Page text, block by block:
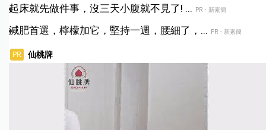
起床就先做件事，沒三天小腹就不見了! ... PR・新素簡
減肥首選，檸檬加它，堅持一週，腰細了，... PR・新素簡
PR 仙桃牌